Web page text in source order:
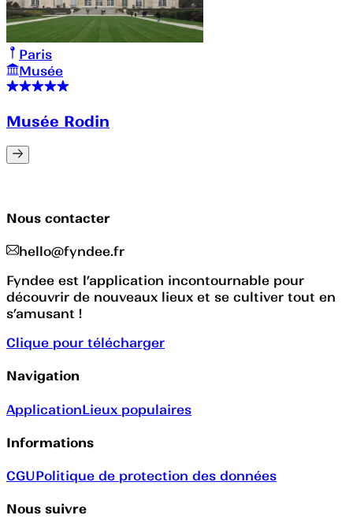
Paris
Musée
Musée Rodin
Nous contacter
hello@fyndee.fr
Fyndee est l’application incontournable pour
découvrir de nouveaux lieux et se cultiver tout en
s’amusant !
Clique pour télécharger
Navigation
ApplicationLieux populaires
Informations
CGUPolitique de protection des données
Nous suivre